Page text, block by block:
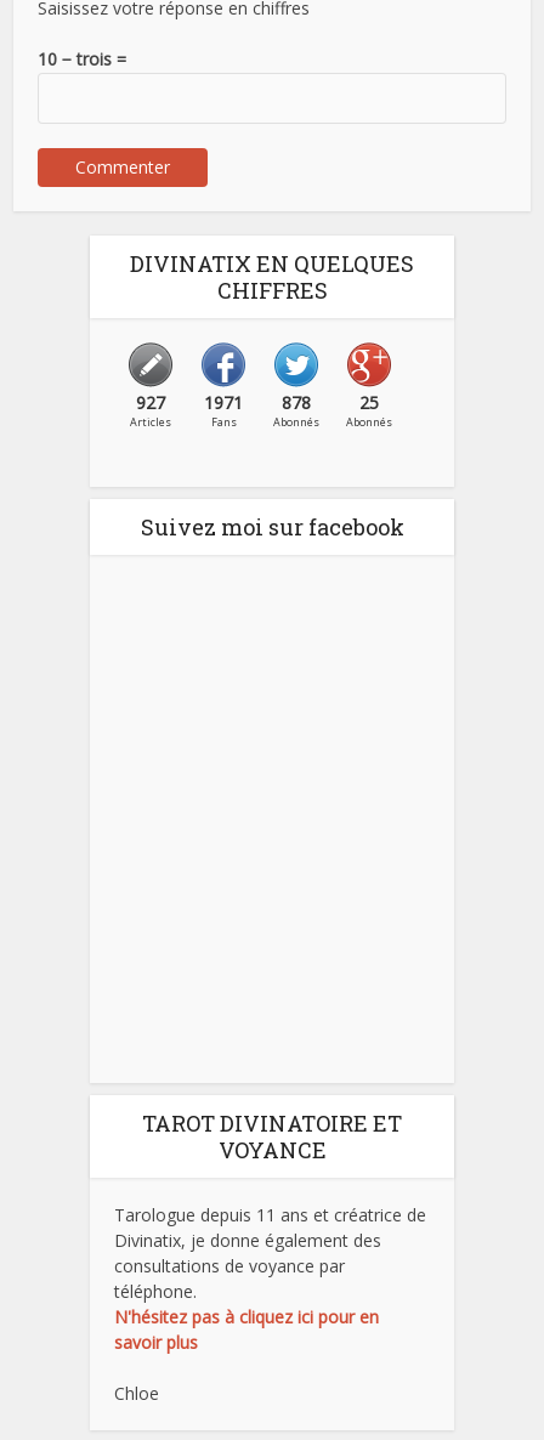
Saisissez votre réponse en chiffres
10 − trois =
DIVINATIX EN QUELQUES
CHIFFRES
927
Articles
1971
Fans
878
Abonnés
25
Abonnés
Suivez moi sur facebook
TAROT DIVINATOIRE ET
VOYANCE
Tarologue depuis 11 ans et créatrice de
Divinatix, je donne également des
consultations de voyance par
téléphone.
N'hésitez pas à cliquez ici pour en
savoir plus
Chloe